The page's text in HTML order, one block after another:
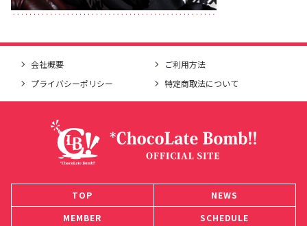
会社概要
ご利用方法
プライバシーポリシー
特定商取法について
TOP
NEWS
MEMBER
SCHEDULE